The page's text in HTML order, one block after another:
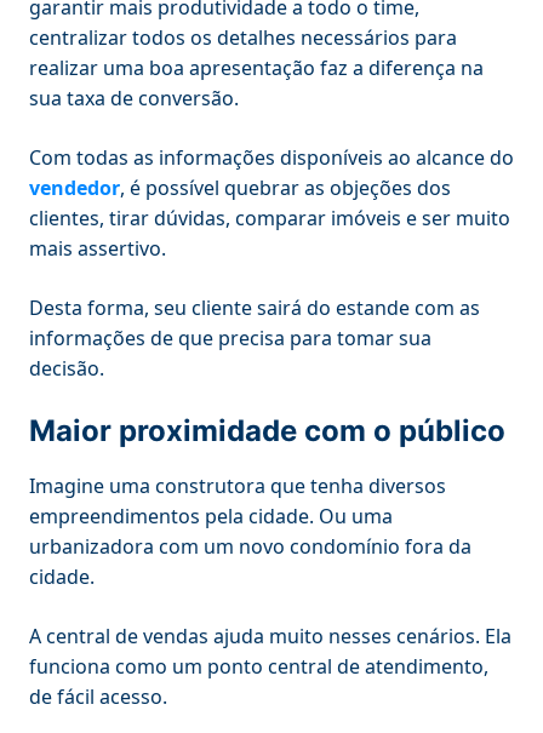
garantir mais produtividade a todo o time,
centralizar todos os detalhes necessários para
realizar uma boa apresentação faz a diferença na
sua taxa de conversão.
Com todas as informações disponíveis ao alcance do
vendedor, é possível quebrar as objeções dos
clientes, tirar dúvidas, comparar imóveis e ser muito
mais assertivo.
Desta forma, seu cliente sairá do estande com as
informações de que precisa para tomar sua
decisão.
Maior proximidade com o público
Imagine uma construtora que tenha diversos
empreendimentos pela cidade. Ou uma
urbanizadora com um novo condomínio fora da
cidade.
A central de vendas ajuda muito nesses cenários. Ela
funciona como um ponto central de atendimento,
de fácil acesso.